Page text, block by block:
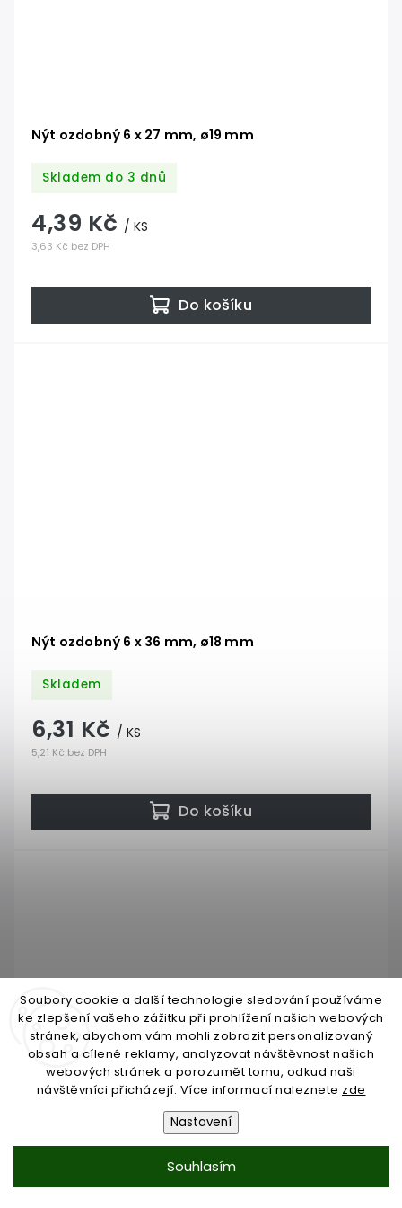
Soubory cookie a další technologie sledování používáme
ke zlepšení vašeho zážitku při prohlížení našich webových
stránek, abychom vám mohli zobrazit personalizovaný
obsah a cílené reklamy, analyzovat návštěvnost našich
webových stránek a porozumět tomu, odkud naši
návštěvníci přicházejí. Více informací naleznete zde
Nastavení
Souhlasím
Nýt ozdobný 6 x 27 mm, ø19 mm
Skladem do 3 dnů
3,63 Kč bez DPH
4,39 Kč / KS
Do košíku
Nýt ozdobný 6 x 36 mm, ø18 mm
Skladem
5,21 Kč bez DPH
6,31 Kč / KS
Do košíku
Nýt ozdobný 5 x 27 mm, koule ø16 mm, rovná
část po kouli 10 mm
Skladem do 3 dnů